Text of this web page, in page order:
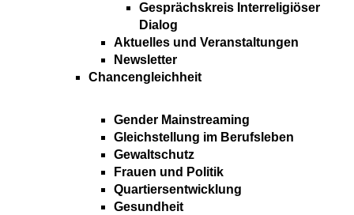
Gesprächskreis Interreligiöser
Dialog
Aktuelles und Veranstaltungen
Newsletter
Chancengleichheit
Gender Mainstreaming
Gleichstellung im Berufsleben
Gewaltschutz
Frauen und Politik
Quartiersentwicklung
Gesundheit